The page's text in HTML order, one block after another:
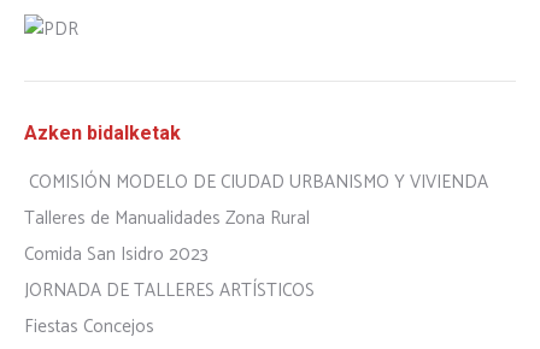
Azken bidalketak
COMISIÓN MODELO DE CIUDAD URBANISMO Y VIVIENDA
Talleres de Manualidades Zona Rural
Comida San Isidro 2023
JORNADA DE TALLERES ARTÍSTICOS
Fiestas Concejos